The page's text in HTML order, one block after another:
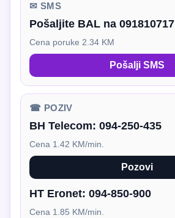
✉ SMS
Pošaljite BAL na 091810717
Cena poruke 2.34 KM
Pošalji SMS
☎ POZIV
BH Telecom: 094-250-435
Cena 1.42 KM/min.
Pozovi
HT Eronet: 094-850-900
Cena 1.85 KM/min.